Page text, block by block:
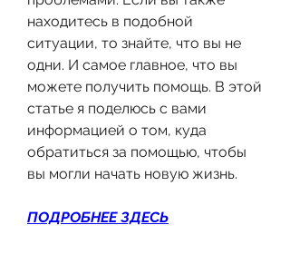
находитесь в подобной
ситуации, то знайте, что вы не
одни. И самое главное, что вы
можете получить помощь. В этой
статье я поделюсь с вами
информацией о том, куда
обратиться за помощью, чтобы
вы могли начать новую жизнь.
ПОДРОБНЕЕ ЗДЕСЬ